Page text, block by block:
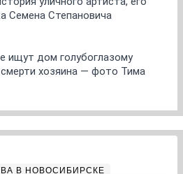
Семена Степановича
ищут дом голубоглазому
хозяина — фото Тима
В НОВОСИБИРСКЕ